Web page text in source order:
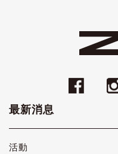
最新消息
活動